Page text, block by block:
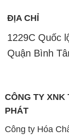
ĐỊA CHỈ
1229C Quốc
Quận Bình
CÔNG TY XNK
PHÁT
Công ty Hóa